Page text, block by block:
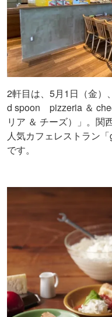
2軒目は、5月1日（金）
d spoon pizzeria ＆
リア ＆ チーズ）」。関
人気カフェレストラン
です。